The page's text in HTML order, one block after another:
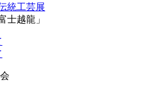
統工芸展
士越龍」